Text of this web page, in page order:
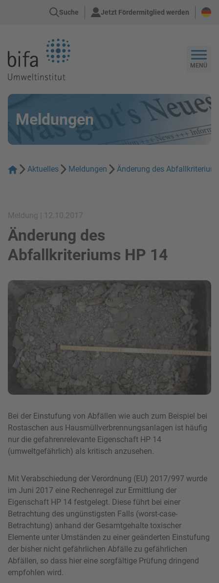
Suche Jetzt Fördermitglied werden
MENÜ
Meldungen
Aktuelles Meldungen Änderung des
Meldung | 12.10.2017
Änderung des
Abfallkriteriums HP 14
Bild in Lightbox zeigen
Bei der Einstufung von Abfällen wie auch zum Beispiel bei
Rostaschen aus Hausmüllverbrennungsanlagen ist häu­fig
nur die gefahrenrelevante Eigenschaft HP 14
(umweltgefährlich) als kritisch anzusehen.
Mit Verabschiedung der Verordnung (EU) 2017/997 wurde
im Juni 2017 eine Rechenregel zur Ermittlung der
Eigenschaft HP 14 festgelegt. Diese führt bei einer
Betrachtung des ungünstigsten Falls (worst-case-
Betrachtung) anhand der Gesamtgehalte toxischer
Elemente unter Umständen zu einer geänderten Einstufung
der bisher nicht gefährlichen Abfälle zu gefährlichen
Abfällen, so dass hier eine sorgfältige Prüfung dringend
empfohlen wird.